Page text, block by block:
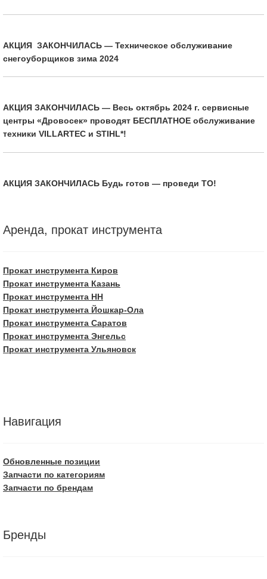
АКЦИЯ ЗАКОНЧИЛАСЬ — Техническое обслуживание
снегоуборщиков зима 2024
АКЦИЯ ЗАКОНЧИЛАСЬ — Весь октябрь 2024 г. сервисные
центры «Дровосек» проводят БЕСПЛАТНОЕ обслуживание
техники VILLARTEC и STIHL*!
АКЦИЯ ЗАКОНЧИЛАСЬ Будь готов — проведи ТО!
Аренда, прокат инструмента
Прокат инструмента Киров
Прокат инструмента Казань
Прокат инструмента НН
Прокат инструмента Йошкар-Ола
Прокат инструмента Саратов
Прокат инструмента Энгельс
Прокат инструмента Ульяновск
Навигация
Обновленные позиции
Запчасти по категориям
Запчасти по брендам
Бренды